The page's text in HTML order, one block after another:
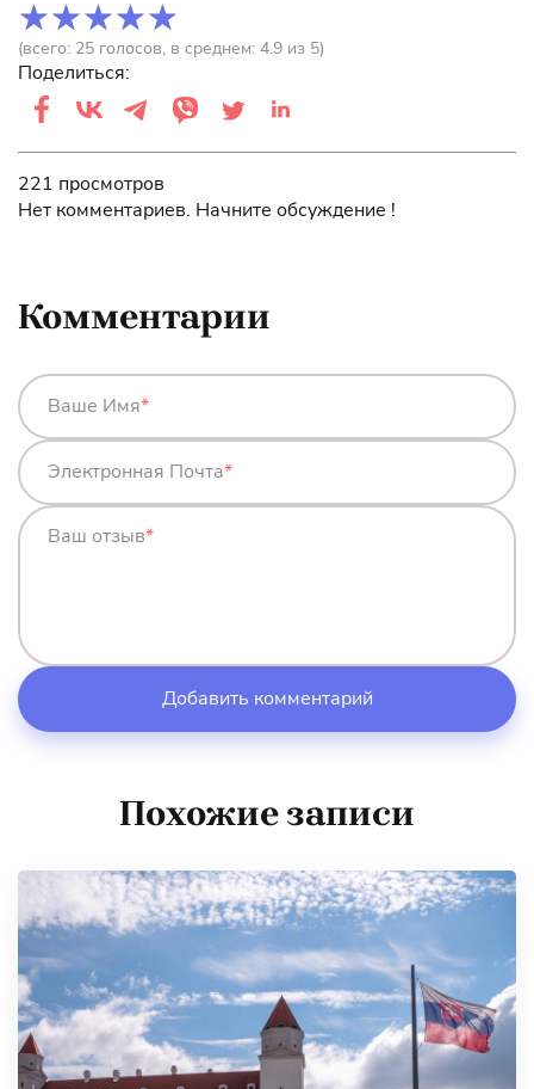
(всего: 25 голосов, в среднем: 4.9 из 5)
Поделиться:
221 просмотров
Нет комментариев. Начните обсуждение !
Комментарии
Ваш отзыв*
Ваше Имя*
Электронная Почта*
Похожие записи